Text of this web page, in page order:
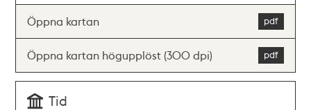
Öppna kartan
Öppna kartan högupplöst (300 dpi)
Tid